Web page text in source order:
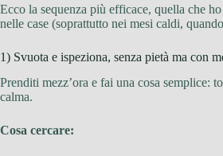
Ecco la sequenza più efficace, quella che
nelle case (soprattutto nei mesi caldi,
1) Svuota e ispeziona, senza pietà ma con
Prenditi mezz’ora e fai una cosa semplice:
calma.
Cosa cercare: